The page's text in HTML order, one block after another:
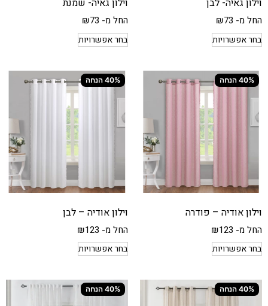
וילון גאיה- לבן
החל מ- ₪73
בחר אפשרויות
וילון גאיה- שמנת
החל מ- ₪73
בחר אפשרויות
40% הנחה
וילון אודיה – פודרה
החל מ- ₪123
בחר אפשרויות
40% הנחה
וילון אודיה – לבן
החל מ- ₪123
בחר אפשרויות
40% הנחה 40% הנחה